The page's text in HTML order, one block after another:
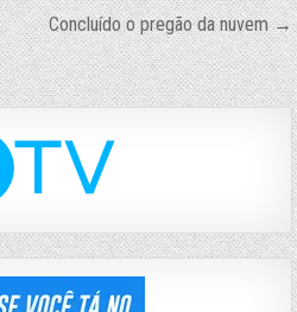
Concluído o pregão da nuvem →